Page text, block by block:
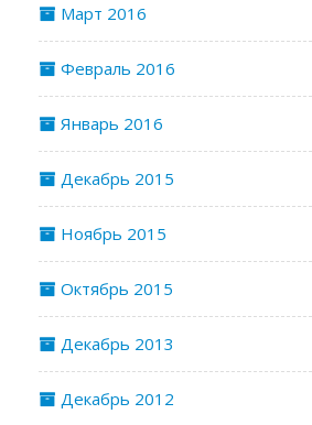
Март 2016
Февраль 2016
Январь 2016
Декабрь 2015
Ноябрь 2015
Октябрь 2015
Декабрь 2013
Декабрь 2012